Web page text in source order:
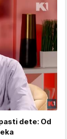
dete: Od